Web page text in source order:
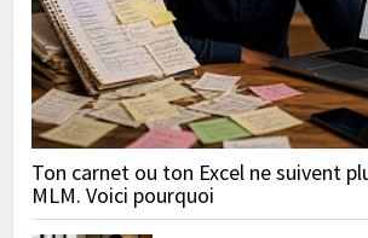
Ton carnet ou ton Excel ne suivent
MLM. Voici pourquoi